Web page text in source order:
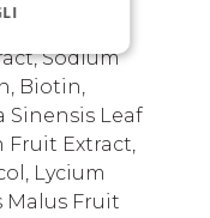
Sodium
Biotin,
Sinensis Leaf
Fruit Extract,
Lycium
Malus Fruit